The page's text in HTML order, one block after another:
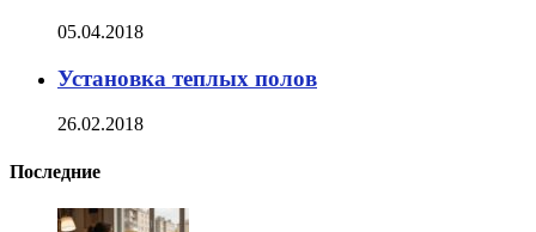
05.04.2018
Установка теплых полов
26.02.2018
Последние